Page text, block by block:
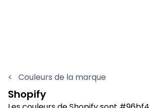
< Couleurs de la marque
Shopify